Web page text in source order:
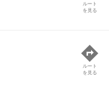
ルート
を見る
ルート
を見る